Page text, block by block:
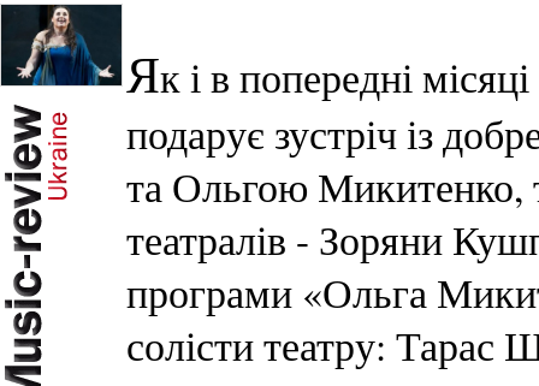
Як і в попередні
подарує зустріч із
та Ольгою Микитенко,
театралів - Зоряни
програми «Ольга
солісти театру: